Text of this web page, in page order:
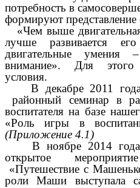
потребность в
формируют представление
«Чем выше
лучше развивается
двигательные умения
внимание». Для этого
условия.
В декабре 2011 года
районный семинар в
воспитателя на базе
«Роль игры в
(Приложение 4.1)
В ноябре 2014 года
открытое
«Путешествие с
роли Маши выступала